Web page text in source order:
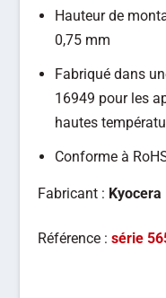
Hauteur de
0,75 mm
Fabriqué dans
16949 pour les
hautes
Conforme à
Fabricant : Kyocera
Référence : série